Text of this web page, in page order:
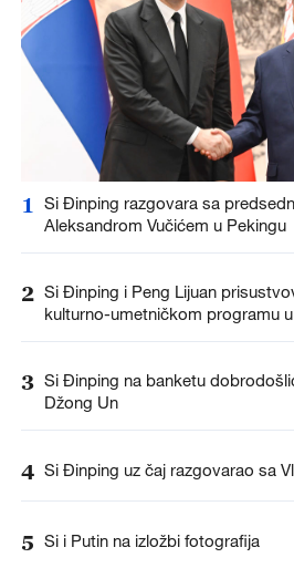
1
Si Đinping razgovara sa
Aleksandrom Vučićem u Pekingu
2 Si Đinping i Peng Lijuan
kulturno-umetničkom programu
3 Si Đinping na banketu
Džong Un
4 Si Đinping uz čaj razgovarao sa
5 Si i Putin na izložbi fotografija